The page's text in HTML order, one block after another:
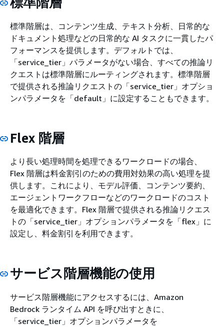
標準階層は、コンテンツ生成、テキスト分析、日常的な
ドキュメント処理などの日常的な AI タスクに一貫したパ
フォーマンスを提供します。デフォルトでは、
「service_tier」パラメータがない場合、すべての推論リ
クエストは標準階層にルーティングされます。標準階層
で提供される推論リクエストの「service_tier」オプショ
ンパラメータを「default」に設定することもできます。
Flex 階層
より長い処理時間を処理できるワークロードの場合、
Flex 階層は料金割引のための費用対効果の高い処理を提
供します。これにより、モデル評価、コンテンツ要約、
エージェントワークフローなどのワークロードのコスト
を最適化できます。Flex 階層で提供される推論リクエス
トの「service_tier」オプションパラメータを「flex」に
設定し、料金割引を利用できます。
サービス階層機能の使用
サービス階層機能にアクセスするには、Amazon
Bedrock ランタイム API を呼び出すときに、
「service_tier」オプションパラメータを